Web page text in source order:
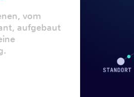
vom
aufgebaut